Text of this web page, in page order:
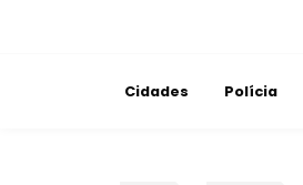
Cidades Polícia